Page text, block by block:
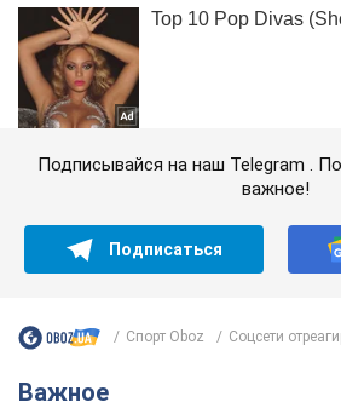
Подписывайся на наш Telegram .
важное!
Подписаться
Спорт Oboz Соцсети
Важное